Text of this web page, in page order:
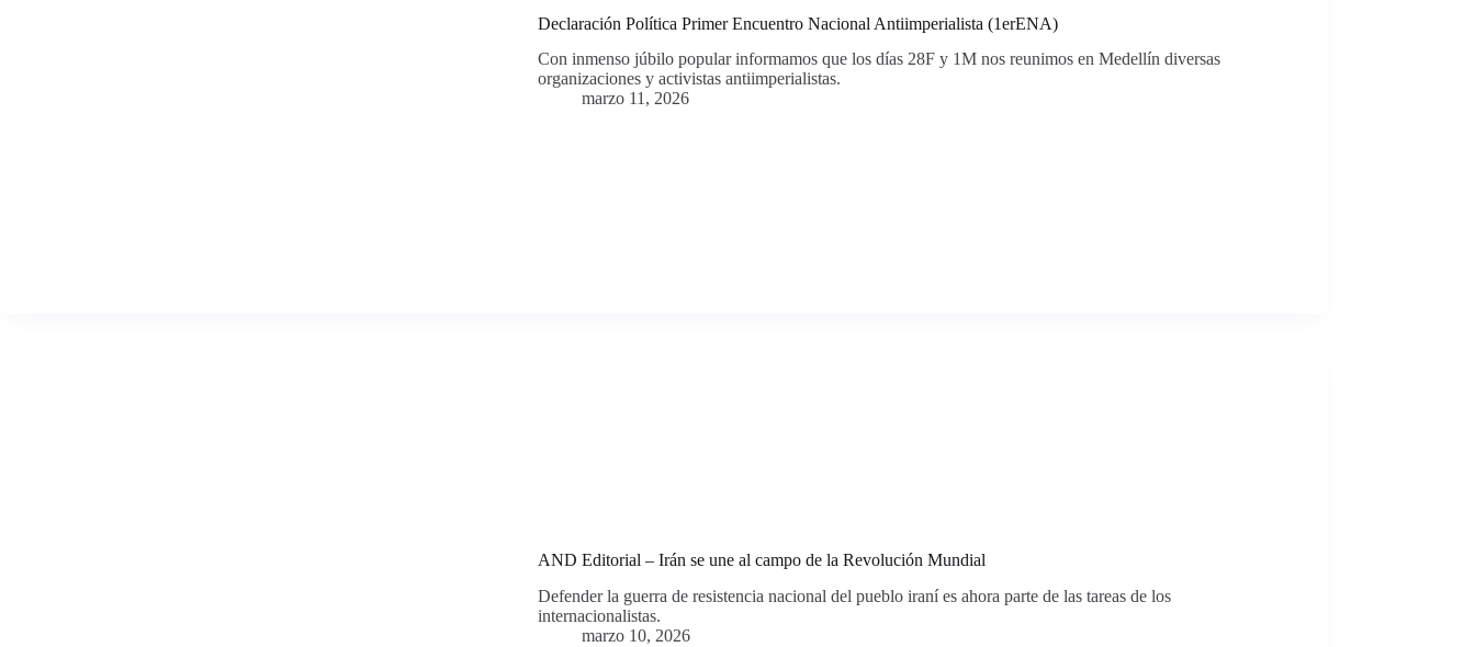
Declaración Política Primer Encuentro Nacional Antiimperialista (1erENA)
Con inmenso júbilo popular informamos que los días 28F y 1M nos reunimos en Medellín diversas
organizaciones y activistas antiimperialistas.
marzo 11, 2026
AND Editorial – Irán se une al campo de la Revolución Mundial
Defender la guerra de resistencia nacional del pueblo iraní es ahora parte de las tareas de los
internacionalistas.
marzo 10, 2026